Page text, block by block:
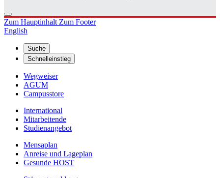
Zum HauptinhaltZum Footer
English
Suche
Schnelleinstieg
Wegweiser
AGUM
Campusstore
International
Mitarbeitende
Studienangebot
Mensaplan
Anreise und Lageplan
Gesunde HOST